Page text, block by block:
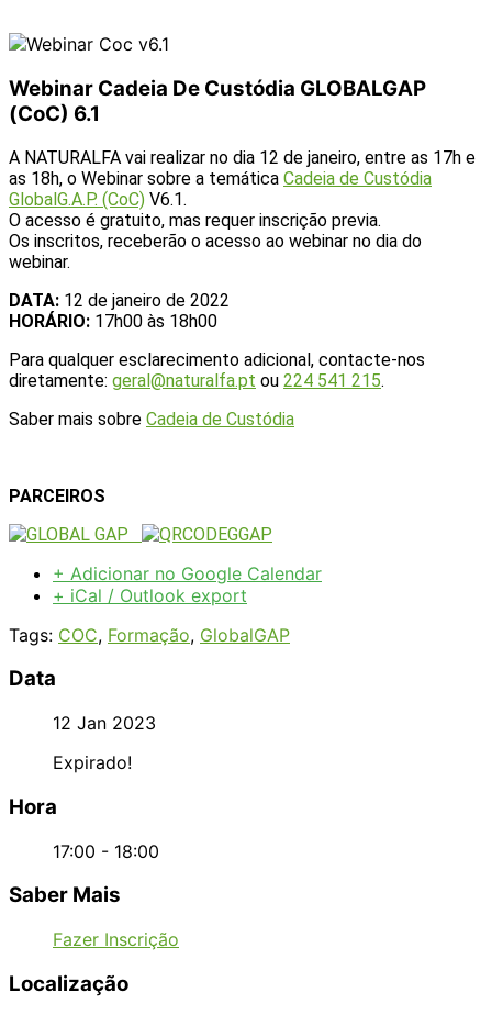
Webinar Cadeia De Custódia GLOBALGAP
(CoC) 6.1
A NATURALFA vai realizar no dia 12 de janeiro, entre as 17h e
as 18h, o Webinar sobre a temática Cadeia de Custódia
GlobalG.A.P. (CoC) V6.1.
O acesso é gratuito, mas requer inscrição previa.
Os inscritos, receberão o acesso ao webinar no dia do
webinar.
DATA: 12 de janeiro de 2022
HORÁRIO: 17h00 às 18h00
Para qualquer esclarecimento adicional, contacte-nos
diretamente: geral@naturalfa.pt ou 224 541 215.
Saber mais sobre Cadeia de Custódia
PARCEIROS
+ Adicionar no Google Calendar
+ iCal / Outlook export
Tags: COC, Formação, GlobalGAP
Data
12 Jan 2023
Expirado!
Hora
17:00 - 18:00
Saber Mais
Fazer Inscrição
Localização